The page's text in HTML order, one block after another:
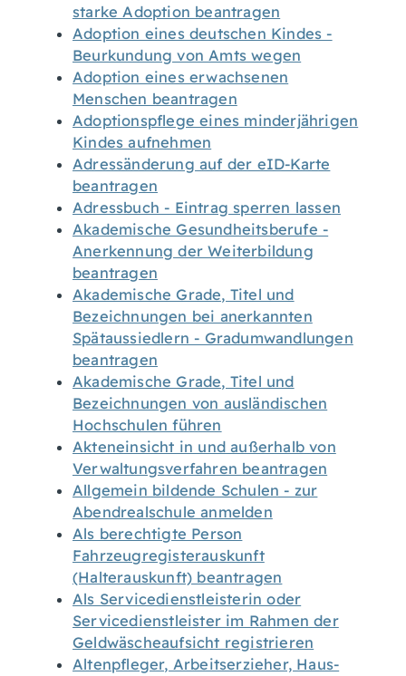
starke Adoption beantragen
Adoption eines deutschen Kindes -
Beurkundung von Amts wegen
Adoption eines erwachsenen
Menschen beantragen
Adoptionspflege eines minderjährigen
Kindes aufnehmen
Adressänderung auf der eID-Karte
beantragen
Adressbuch - Eintrag sperren lassen
Akademische Gesundheitsberufe -
Anerkennung der Weiterbildung
beantragen
Akademische Grade, Titel und
Bezeichnungen bei anerkannten
Spätaussiedlern - Gradumwandlungen
beantragen
Akademische Grade, Titel und
Bezeichnungen von ausländischen
Hochschulen führen
Akteneinsicht in und außerhalb von
Verwaltungsverfahren beantragen
Allgemein bildende Schulen - zur
Abendrealschule anmelden
Als berechtigte Person
Fahrzeugregisterauskunft
(Halterauskunft) beantragen
Als Servicedienstleisterin oder
Servicedienstleister im Rahmen der
Geldwäscheaufsicht registrieren
Altenpfleger, Arbeitserzieher, Haus-